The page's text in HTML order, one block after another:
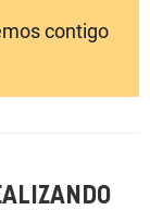
contigo